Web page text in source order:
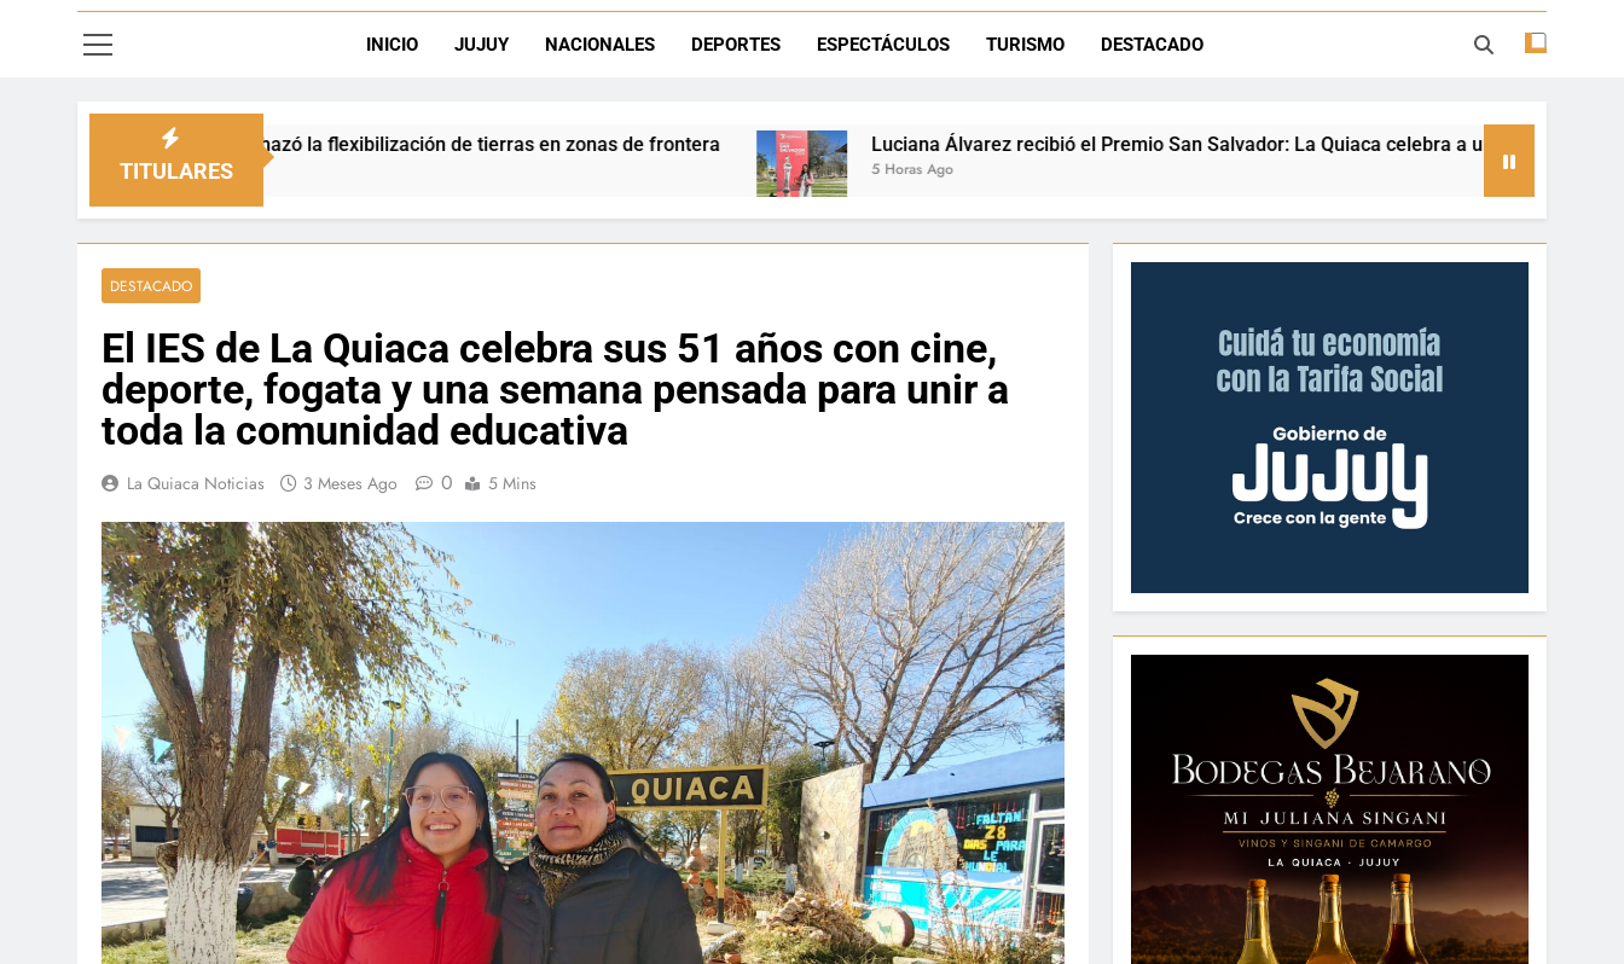
Natación inclusiva en La Quiaca: Celia Zenteno destacó el crecimiento deportivo y el valor de aprender a
INICIO JUJUY NACIONALES DEPORTES ESPECTÁCULOS TURISMO DESTACADO
TITULARES
la flexibilización de tierras en zonas de frontera Luciana Álvarez recibió el Premio San Salvador: La Quiaca celebra a una referente nacional del taekwondo
DESTACADO
El IES de La Quiaca celebra sus 51 años con cine,
deporte, fogata y una semana pensada para unir a
toda la comunidad educativa
La Quiaca Noticias 3 Meses Ago 0 5 Mins